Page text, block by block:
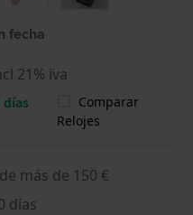
fecha
21% iva
Comparar
Relojes
más de 150 €
días